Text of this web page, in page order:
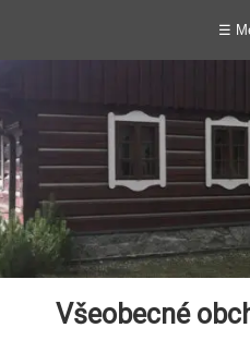
☰
Všeobecné